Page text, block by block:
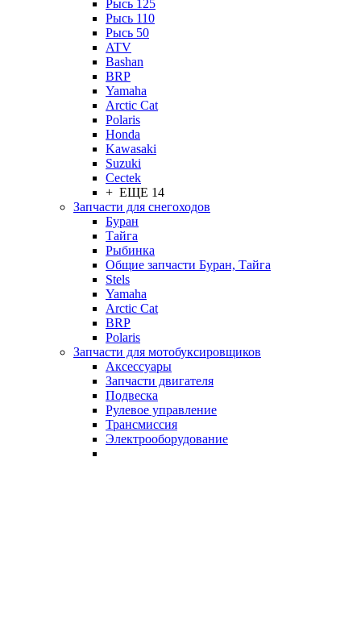
Рысь 125
Рысь 110
Рысь 50
ATV
Bashan
BRP
Yamaha
Arctic Cat
Polaris
Honda
Kawasaki
Suzuki
Cectek
+ ЕЩЕ 14
Запчасти для снегоходов
Буран
Тайга
Рыбинка
Общие запчасти Буран, Тайга
Stels
Yamaha
Arctic Cat
BRP
Polaris
Запчасти для мотобуксировщиков
Аксессуары
Запчасти двигателя
Подвеска
Рулевое управление
Трансмиссия
Электрооборудование